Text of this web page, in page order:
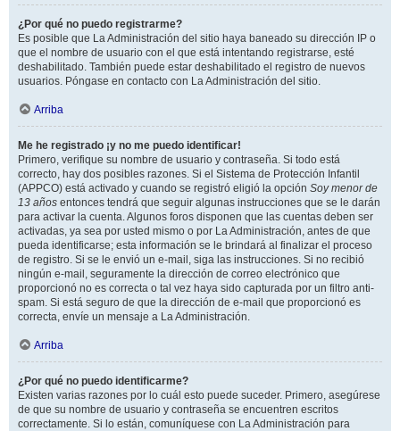
¿Por qué no puedo registrarme?
Es posible que La Administración del sitio haya baneado su dirección IP o
que el nombre de usuario con el que está intentando registrarse, esté
deshabilitado. También puede estar deshabilitado el registro de nuevos
usuarios. Póngase en contacto con La Administración del sitio.
Arriba
Me he registrado ¡y no me puedo identificar!
Primero, verifique su nombre de usuario y contraseña. Si todo está
correcto, hay dos posibles razones. Si el Sistema de Protección Infantil
(APPCO) está activado y cuando se registró eligió la opción Soy menor de
13 años entonces tendrá que seguir algunas instrucciones que se le darán
para activar la cuenta. Algunos foros disponen que las cuentas deben ser
activadas, ya sea por usted mismo o por La Administración, antes de que
pueda identificarse; esta información se le brindará al finalizar el proceso
de registro. Si se le envió un e-mail, siga las instrucciones. Si no recibió
ningún e-mail, seguramente la dirección de correo electrónico que
proporcionó no es correcta o tal vez haya sido capturada por un filtro anti-
spam. Si está seguro de que la dirección de e-mail que proporcionó es
correcta, envíe un mensaje a La Administración.
Arriba
¿Por qué no puedo identificarme?
Existen varias razones por lo cuál esto puede suceder. Primero, asegúrese
de que su nombre de usuario y contraseña se encuentren escritos
correctamente. Si lo están, comuníquese con La Administración para